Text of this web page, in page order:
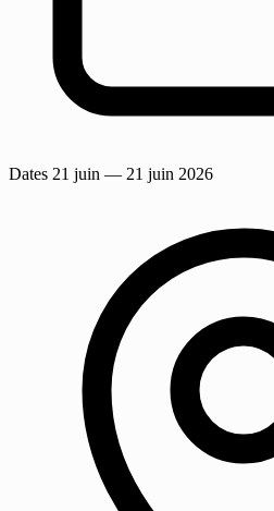
Dates 21 juin — 21 juin 2026